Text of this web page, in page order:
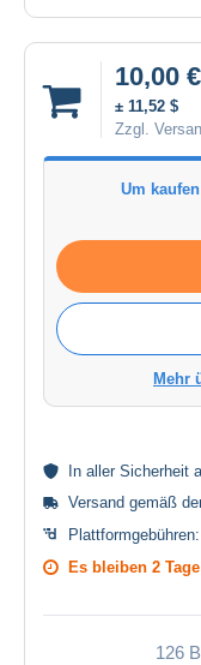
10,00 €
± 11,52 $
Zzgl.
Um
Mehr
In aller Sicherheit
Versand gemäß
Plattformgebühren:
Es bleiben 2
126